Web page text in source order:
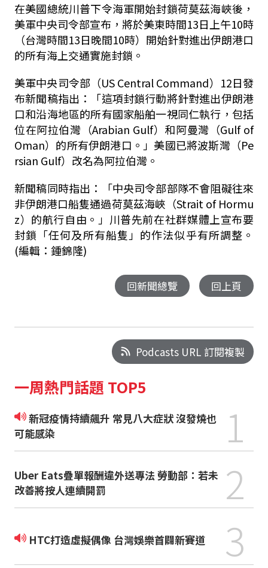
在美國總統川普下令海軍開始封鎖荷莫茲海峽後，
美軍中央司令部宣布，將於美東時間13日上午10時
（台灣時間13日晚間10時）開始針對進出伊朗港口
的所有海上交通實施封鎖。
美軍中央司令部（US Central Command）12日發
布新聞稿指出：「這項封鎖行動將針對進出伊朗港
口和沿海地區的所有國家船舶一視同仁執行，包括
位在阿拉伯灣（Arabian Gulf）和阿曼灣（Gulf of
Oman）的所有伊朗港口。」美國已將波斯灣（Pe
rsian Gulf）改名為阿拉伯灣。
新聞稿同時指出：「中央司令部部隊不會阻礙往來
非伊朗港口船隻通過荷莫茲海峽（Strait of Hormu
z）的航行自由。」川普先前在社群媒體上宣布要
封鎖「任何及所有船隻」的作法似乎有所調整。
(編輯：鍾錦隆)
回新聞總覽 回上頁
Podcasts URL 訂閱複製
一周熱門話題 TOP5
新冠疫情持續飆升 常見八大症狀 沒發燒也
可能感染
1
Uber Eats疊單報酬違外送專法 勞動部：若未
改善將按人連續開罰
2
HTC打造虛擬偶像 台灣娛樂首闢新賽道 3